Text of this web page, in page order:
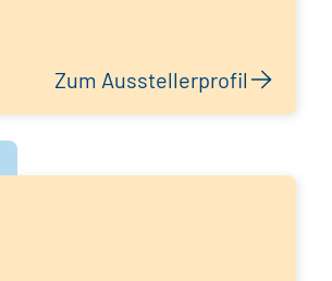
Zum Ausstellerprofil